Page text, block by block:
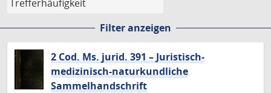
Filter anzeigen
2 Cod. Ms. jurid. 391 – Juristisch-
medizinisch-naturkundliche
Sammelhandschrift